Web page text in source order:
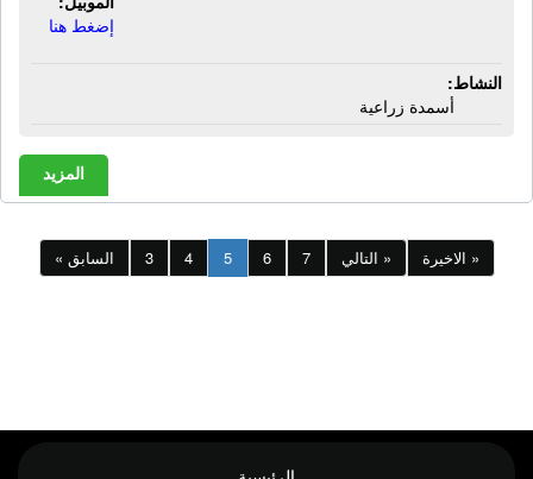
إضغط هنا
النشاط:
أسمدة زراعية
المزيد
« السابق 3 4 5 6 7 التالي » الاخيرة »